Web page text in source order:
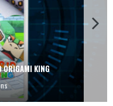
ORIGAMI KING